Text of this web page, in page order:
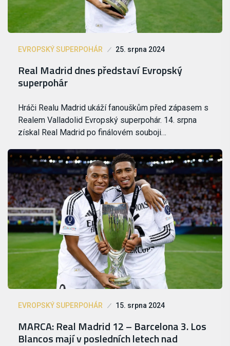
EVROPSKÝ SUPERPOHÁR 25. srpna 2024
Real Madrid dnes představí Evropský
superpohár
Hráči Realu Madrid ukáží fanouškům před zápasem s
Realem Valladolid Evropský superpohár. 14. srpna
získal Real Madrid po finálovém souboji…
EVROPSKÝ SUPERPOHÁR 15. srpna 2024
MARCA: Real Madrid 12 – Barcelona 3. Los
Blancos mají v posledních letech nad